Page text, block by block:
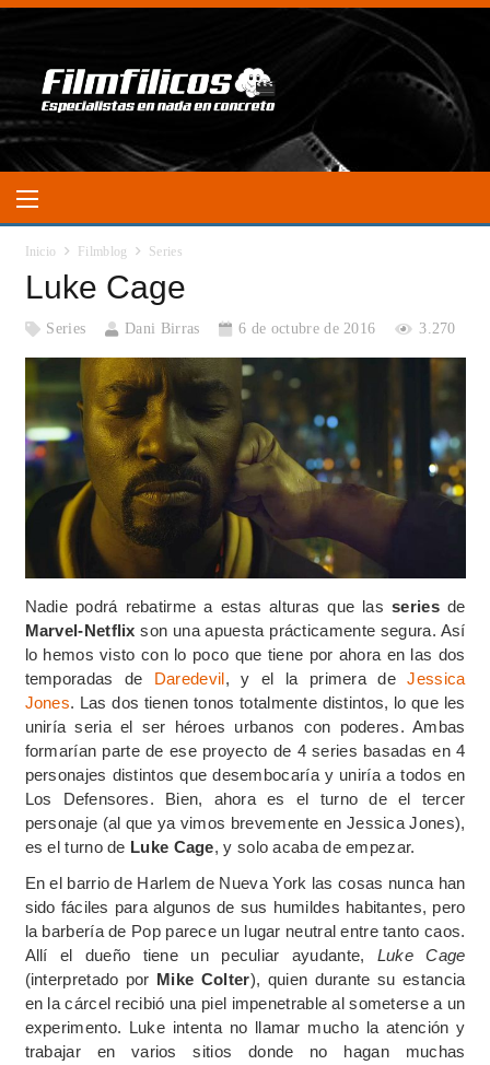
Inicio Filmblog Series
Luke Cage
Series Dani Birras 6 de octubre de 2016 3.270
Nadie podrá rebatirme a estas alturas que lasseriesde
Marvel-Netflix son una apuesta prácticamente segura. Así
lo hemos visto con lo poco que tiene por ahora en las dos
temporadas de Daredevil, y el la primera deJessica
Jones. Las dos tienen tonos totalmente distintos, lo que les
uniría seria el ser héroes urbanos con poderes. Ambas
formarían parte de ese proyecto de 4 series basadas en 4
personajes distintos que desembocaría y uniría a todos en
Los Defensores. Bien, ahora es el turno de el tercer
personaje (al que ya vimos brevemente en Jessica Jones),
es el turno de Luke Cage, y solo acaba de empezar.
En el barrio de Harlem de Nueva York las cosas nunca han
sido fáciles para algunos de sus humildes habitantes, pero
la barbería de Pop parece un lugar neutral entre tanto caos.
Allí el dueño tiene un peculiar ayudante, Luke Cage
(interpretado por Mike Colter), quien durante su estancia
en la cárcel recibió una piel impenetrable al someterse a un
experimento. Luke intenta no llamar mucho la atención y
trabajar en varios sitios donde no hagan muchas